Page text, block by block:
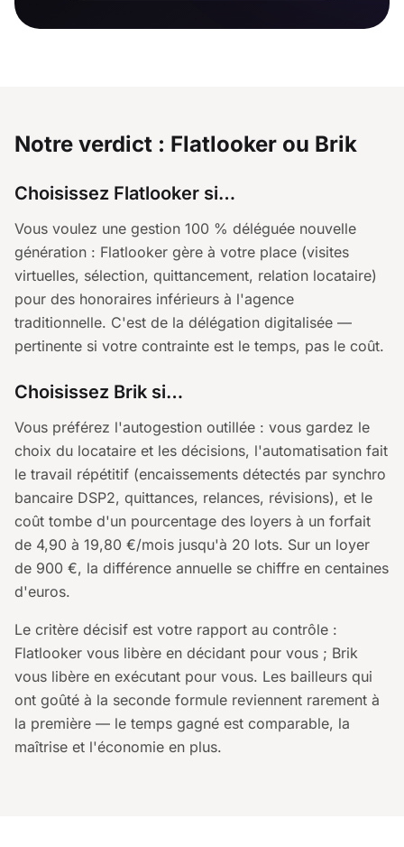
Notre verdict : Flatlooker ou Brik
Choisissez Flatlooker si…
Vous voulez une gestion 100 % déléguée nouvelle
génération : Flatlooker gère à votre place (visites
virtuelles, sélection, quittancement, relation locataire)
pour des honoraires inférieurs à l'agence
traditionnelle. C'est de la délégation digitalisée —
pertinente si votre contrainte est le temps, pas le coût.
Choisissez Brik si…
Vous préférez l'autogestion outillée : vous gardez le
choix du locataire et les décisions, l'automatisation fait
le travail répétitif (encaissements détectés par synchro
bancaire DSP2, quittances, relances, révisions), et le
coût tombe d'un pourcentage des loyers à un forfait
de 4,90 à 19,80 €/mois jusqu'à 20 lots. Sur un loyer
de 900 €, la différence annuelle se chiffre en centaines
d'euros.
Le critère décisif est votre rapport au contrôle :
Flatlooker vous libère en décidant pour vous ; Brik
vous libère en exécutant pour vous. Les bailleurs qui
ont goûté à la seconde formule reviennent rarement à
la première — le temps gagné est comparable, la
maîtrise et l'économie en plus.